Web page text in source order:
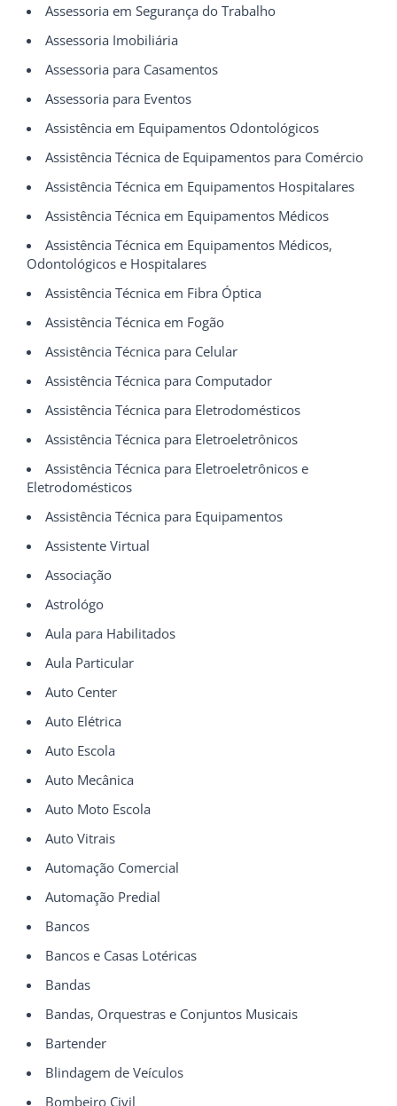
Assessoria em Segurança do Trabalho
Assessoria Imobiliária
Assessoria para Casamentos
Assessoria para Eventos
Assistência em Equipamentos Odontológicos
Assistência Técnica de Equipamentos para Comércio
Assistência Técnica em Equipamentos Hospitalares
Assistência Técnica em Equipamentos Médicos
Assistência Técnica em Equipamentos Médicos,
Odontológicos e Hospitalares
Assistência Técnica em Fibra Óptica
Assistência Técnica em Fogão
Assistência Técnica para Celular
Assistência Técnica para Computador
Assistência Técnica para Eletrodomésticos
Assistência Técnica para Eletroeletrônicos
Assistência Técnica para Eletroeletrônicos e
Eletrodomésticos
Assistência Técnica para Equipamentos
Assistente Virtual
Associação
Astrológo
Aula para Habilitados
Aula Particular
Auto Center
Auto Elétrica
Auto Escola
Auto Mecânica
Auto Moto Escola
Auto Vitrais
Automação Comercial
Automação Predial
Bancos
Bancos e Casas Lotéricas
Bandas
Bandas, Orquestras e Conjuntos Musicais
Bartender
Blindagem de Veículos
Bombeiro Civil